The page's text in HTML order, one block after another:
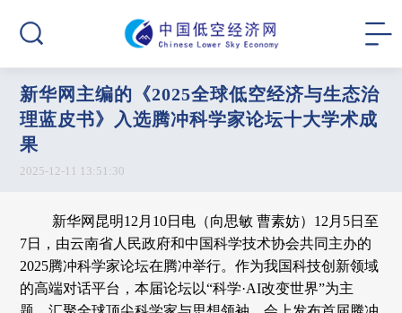
新华网主编的《2025全球低空经济与生态治
理蓝皮书》入选腾冲科学家论坛十大学术成
果
2025-12-11 13:51:30
新华网昆明12月10日电（向思敏 曹素妨）12月5日至
7日，由云南省人民政府和中国科学技术协会共同主办的
2025腾冲科学家论坛在腾冲举行。作为我国科技创新领域
的高端对话平台，本届论坛以“科学·AI改变世界”为主